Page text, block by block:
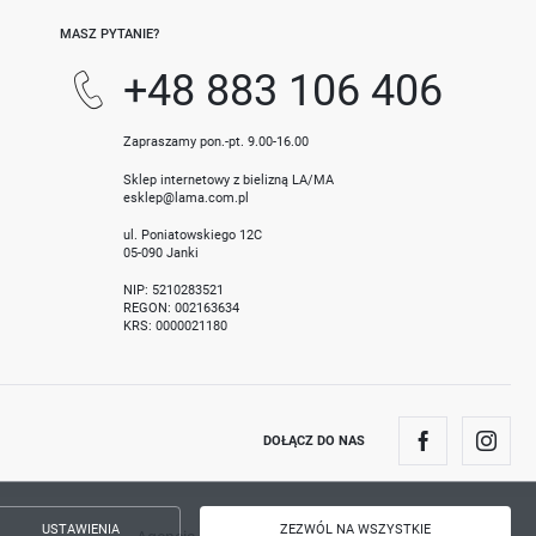
MASZ PYTANIE?
+48 883 106 406
Zapraszamy pon.-pt. 9.00-16.00
Sklep internetowy z bielizną LA/MA
esklep@lama.com.pl
ul. Poniatowskiego 12C
05-090 Janki
NIP: 5210283521
REGON: 002163634
KRS: 0000021180
DOŁĄCZ DO NAS
USTAWIENIA ZEZWÓL NA WSZYSTKIE